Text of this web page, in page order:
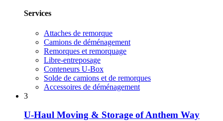
Services
Attaches de remorque
Camions de déménagement
Remorques et remorquage
Libre-entreposage
Conteneurs U-Box
Solde de camions et de remorques
Accessoires de déménagement
3
U-Haul Moving & Storage of Anthem Way